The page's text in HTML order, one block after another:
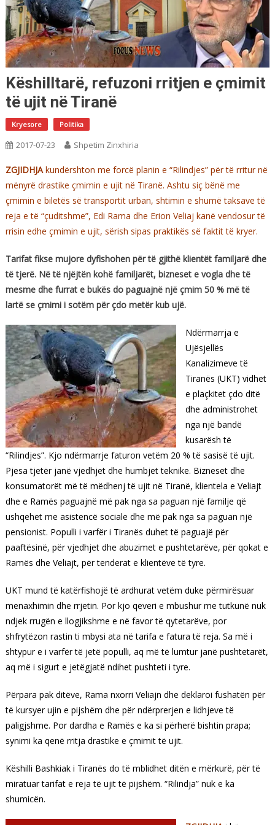
Këshilltarë, refuzoni rritjen e çmimit
të ujit në Tiranë
Kryesore Politika
2017-07-23 Shpetim Zinxhiria
ZGJIDHJAkundërshton me forcë planin e “Rilindjes” për të rritur në
mënyrë drastike çmimin e ujit në Tiranë. Ashtu siç bënë me
çmimin e biletës së transportit urban, shtimin e shumë taksave të
reja e të “çuditshme”, Edi Rama dhe Erion Veliaj kanë vendosur të
rrisin edhe çmimin e ujit, sërish sipas praktikës së faktit të kryer.
Tarifat fikse mujore dyfishohen për të gjithë klientët familjarë dhe
të tjerë. Në të njëjtën kohë familjarët, bizneset e vogla dhe të
mesme dhe furrat e bukës do paguajnë një çmim 50 % më të
lartë se çmimi i sotëm për çdo metër kub ujë.
Ndërmarrja e
Ujësjellës
Kanalizimeve të
Tiranës (UKT) vidhet
e plaçkitet çdo ditë
dhe administrohet
nga një bandë
kusarësh të
“Rilindjes”. Kjo ndërmarrje faturon vetëm 20 % të sasisë të ujit.
Pjesa tjetër janë vjedhjet dhe humbjet teknike. Bizneset dhe
konsumatorët më të mëdhenj të ujit në Tiranë, klientela e Veliajt
dhe e Ramës paguajnë më pak nga sa paguan një familje që
ushqehet me asistencë sociale dhe më pak nga sa paguan një
pensionist. Populli i varfër i Tiranës duhet të paguajë për
paaftësinë, për vjedhjet dhe abuzimet e pushtetarëve, për qokat e
Ramës dhe Veliajt, për tenderat e klientëve të tyre.
UKT mund të katërfishojë të ardhurat vetëm duke përmirësuar
menaxhimin dhe rrjetin. Por kjo qeveri e mbushur me tutkunë nuk
ndjek rrugën e llogjikshme e në favor të qytetarëve, por
shfrytëzon rastin ti mbysi ata në tarifa e fatura të reja. Sa më i
shtypur e i varfër të jetë populli, aq më të lumtur janë pushtetarët,
aq më i sigurt e jetëgjatë ndihet pushteti i tyre.
Përpara pak ditëve, Rama nxorri Veliajn dhe deklaroi fushatën për
të kursyer ujin e pijshëm dhe për ndërprerjen e lidhjeve të
paligjshme. Por dardha e Ramës e ka si përherë bishtin prapa;
synimi ka qenë rritja drastike e çmimit të ujit.
Këshilli Bashkiak i Tiranës do të mblidhet ditën e mërkurë, për të
miratuar tarifat e reja të ujit të pijshëm. “Rilindja” nuk e ka
shumicën.